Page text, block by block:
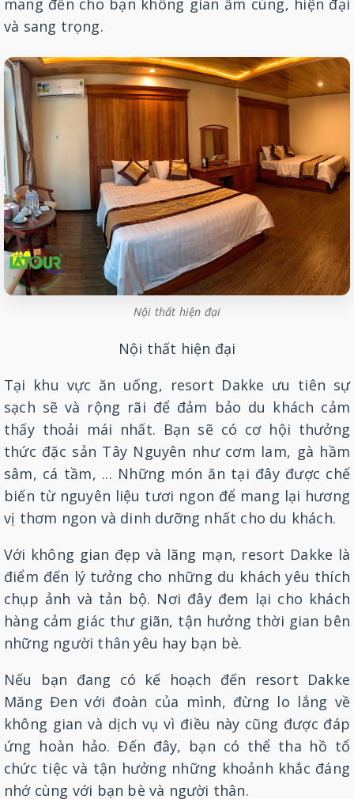
mang đến cho bạn không gian ấm cúng, hiện đại
và sang trọng.
Nội thất hiện đại
Nội thất hiện đại
Tại khu vực ăn uống, resort Dakke ưu tiên sự
sạch sẽ và rộng rãi để đảm bảo du khách cảm
thấy thoải mái nhất. Bạn sẽ có cơ hội thưởng
thức đặc sản Tây Nguyên như cơm lam, gà hầm
sâm, cá tầm, ... Những món ăn tại đây được chế
biến từ nguyên liệu tươi ngon để mang lại hương
vị thơm ngon và dinh dưỡng nhất cho du khách.
Với không gian đẹp và lãng mạn, resort Dakke là
điểm đến lý tưởng cho những du khách yêu thích
chụp ảnh và tản bộ. Nơi đây đem lại cho khách
hàng cảm giác thư giãn, tận hưởng thời gian bên
những người thân yêu hay bạn bè.
Nếu bạn đang có kế hoạch đến resort Dakke
Măng Đen với đoàn của mình, đừng lo lắng về
không gian và dịch vụ vì điều này cũng được đáp
ứng hoàn hảo. Đến đây, bạn có thể tha hồ tổ
chức tiệc và tận hưởng những khoảnh khắc đáng
nhớ cùng với bạn bè và người thân.